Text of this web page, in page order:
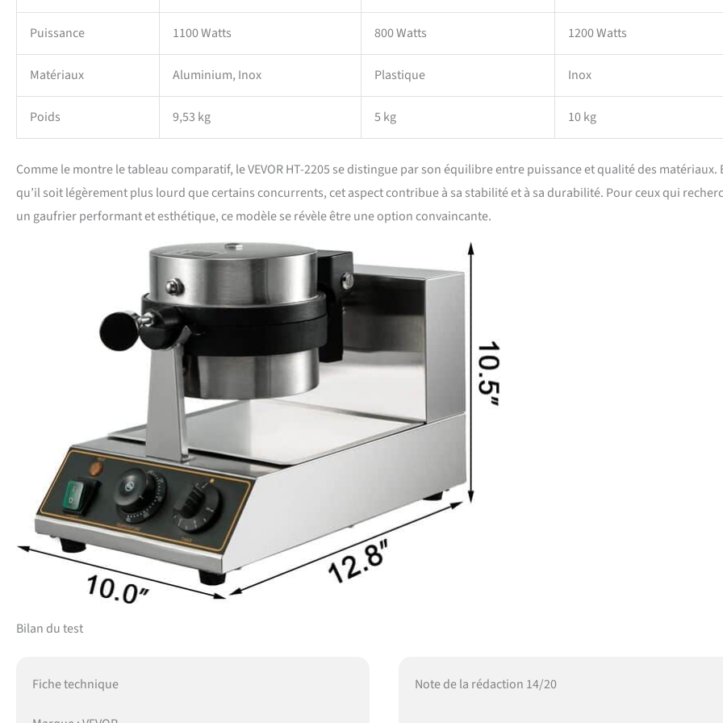
Puissance 1100 Watts 800 Watts 1200 Watts
Matériaux Aluminium, Inox Plastique Inox
Poids 9,53 kg 5 kg 10 kg
Comme le montre le tableau comparatif, le VEVOR HT-2205 se distingue par son équilibre entre puissance et qualité des matériaux.
qu’il soit légèrement plus lourd que certains concurrents, cet aspect contribue à sa stabilité et à sa durabilité. Pour ceux qui
un gaufrier performant et esthétique, ce modèle se révèle être une option convaincante.
Bilan du test
Fiche technique Note de la rédaction 14/20